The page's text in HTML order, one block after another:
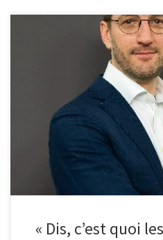
Rendez-vous le lundi 3 octobre à
assister à la conférence-débat du
(L’Echo, Trends-Tendances,
sur les cryptomonnaies.
courte et concise pour laisser la
qu’aux dédicaces. […]
« Dis, c’est quoi les